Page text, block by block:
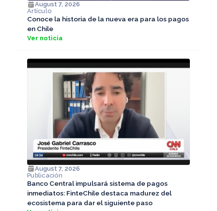
August 7, 2026
Artículo
Conoce la historia de la nueva era para los pagos
en Chile
Ver noticia
August 7, 2026
Publicación
Banco Central impulsará sistema de pagos
inmediatos: FinteChile destaca madurez del
ecosistema para dar el siguiente paso